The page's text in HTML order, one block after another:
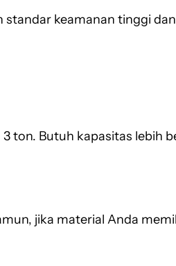
standar keamanan tinggi
ton. Butuh kapasitas lebih
jika material Anda